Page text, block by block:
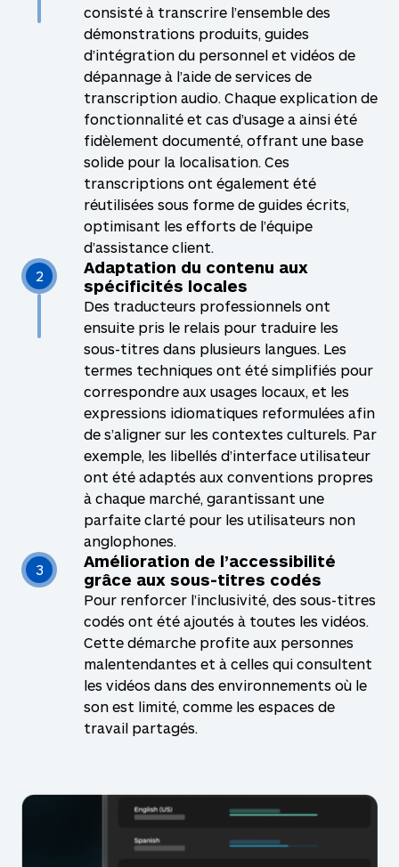
consisté à transcrire l’ensemble des
démonstrations produits, guides
d’intégration du personnel et vidéos de
dépannage à l’aide de services de
transcription audio. Chaque explication de
fonctionnalité et cas d’usage a ainsi été
fidèlement documenté, offrant une base
solide pour la localisation. Ces
transcriptions ont également été
réutilisées sous forme de guides écrits,
optimisant les efforts de l’équipe
d’assistance client.
2
Adaptation du contenu aux
spécificités locales
Des traducteurs professionnels ont
ensuite pris le relais pour traduire les
sous-titres dans plusieurs langues. Les
termes techniques ont été simplifiés pour
correspondre aux usages locaux, et les
expressions idiomatiques reformulées afin
de s’aligner sur les contextes culturels. Par
exemple, les libellés d’interface utilisateur
ont été adaptés aux conventions propres
à chaque marché, garantissant une
parfaite clarté pour les utilisateurs non
anglophones.
3
Amélioration de l’accessibilité
grâce aux sous-titres codés
Pour renforcer l’inclusivité, des sous-titres
codés ont été ajoutés à toutes les vidéos.
Cette démarche profite aux personnes
malentendantes et à celles qui consultent
les vidéos dans des environnements où le
son est limité, comme les espaces de
travail partagés.